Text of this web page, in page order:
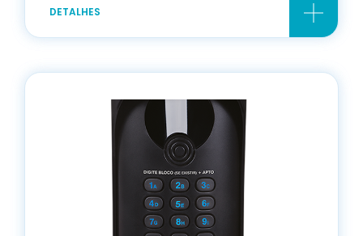
DETALHES